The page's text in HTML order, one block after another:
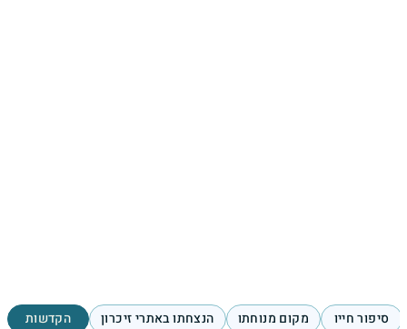
סיפור חייו מקום מנוחתו הנצחתו באתרי זיכרון הקדשות